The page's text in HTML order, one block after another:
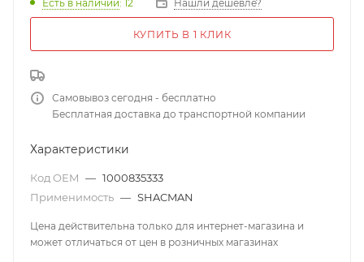
Есть в наличии: 12 Нашли дешевле?
КУПИТЬ В 1 КЛИК
Самовывоз сегодня - бесплатно
Бесплатная доставка до транспортной компании
Характеристики
Код OEM — 1000835333
Применимость — SHACMAN
Цена действительна только для интернет-магазина и
может отличаться от цен в розничных магазинах